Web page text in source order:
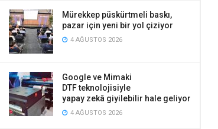
Mürekkep püskürtmeli baskı,
pazar için yeni bir yol çiziyor
4 AĞUSTOS 2026
Google ve Mimaki
DTF teknolojisiyle
yapay zekâ giyilebilir hale geliyor
4 AĞUSTOS 2026